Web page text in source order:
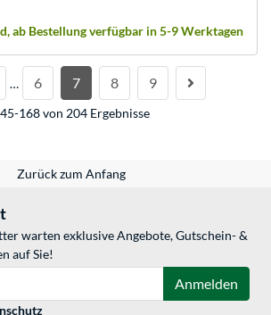
ab Bestellung verfügbar in 5-9 Werktagen
… 6 7 8 9
168 von 204 Ergebnisse
Zurück zum Anfang
warten exklusive Angebote, Gutschein- &
auf Sie!
Anmelden